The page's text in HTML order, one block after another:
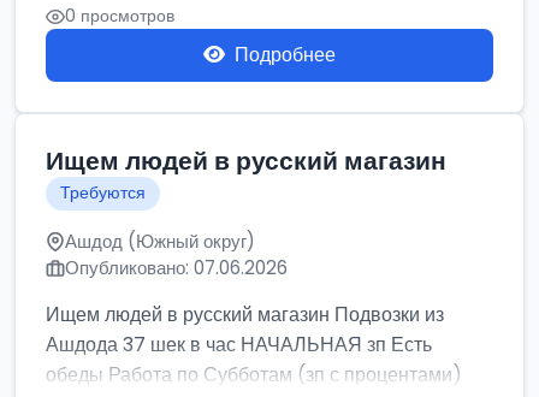
0 просмотров
Подробнее
Ищем людей в русский магазин
Требуются
Ашдод (Южный округ)
Опубликовано: 07.06.2026
Ищем людей в русский магазин Подвозки из
Ашдода 37 шек в час НАЧАЛЬНАЯ зп Есть
обеды Работа по Субботам (зп с процентами)